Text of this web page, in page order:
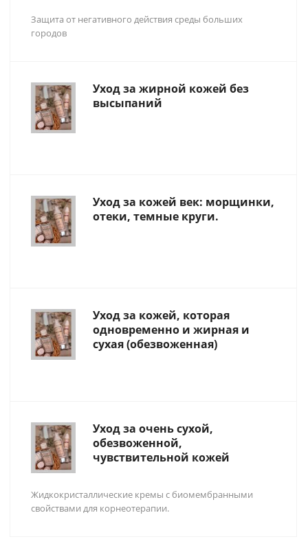
Защита от негативного действия среды больших
городов
Уход за жирной кожей без
высыпаний
Уход за кожей век: морщинки,
отеки, темные круги.
Уход за кожей, которая
одновременно и жирная и
сухая (обезвоженная)
Уход за очень сухой,
обезвоженной,
чувствительной кожей
Жидкокристаллические кремы с биомембранными
свойствами для корнеотерапии.